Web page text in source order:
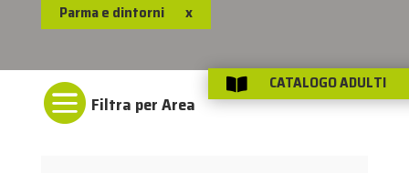
Parma e dintorni x
  CATALOGO ADULTI